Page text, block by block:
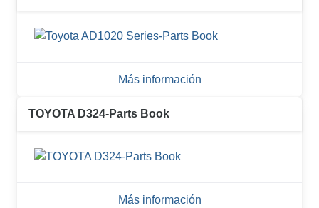
Más información
TOYOTA D324-Parts Book
Más información